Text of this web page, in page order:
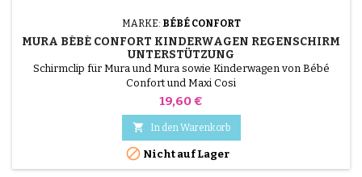
MARKE: BÉBÉ CONFORT
MURA BÉBÉ CONFORT KINDERWAGEN REGENSCHIRM
UNTERSTÜTZUNG
Schirmclip für Mura und Mura sowie Kinderwagen von Bébé
Confort und Maxi Cosi
Preis
19,60 €
 In den Warenkorb
 Nicht auf Lager